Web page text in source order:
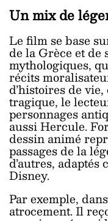
Un mix de
Le film se base
de la Grèce et de
mythologiques,
récits
d’histoires de
tragique, le
personnages
aussi Hercule.
dessin animé
passages de la
d’autres,
Disney.
Par exemple,
atrocement. Il